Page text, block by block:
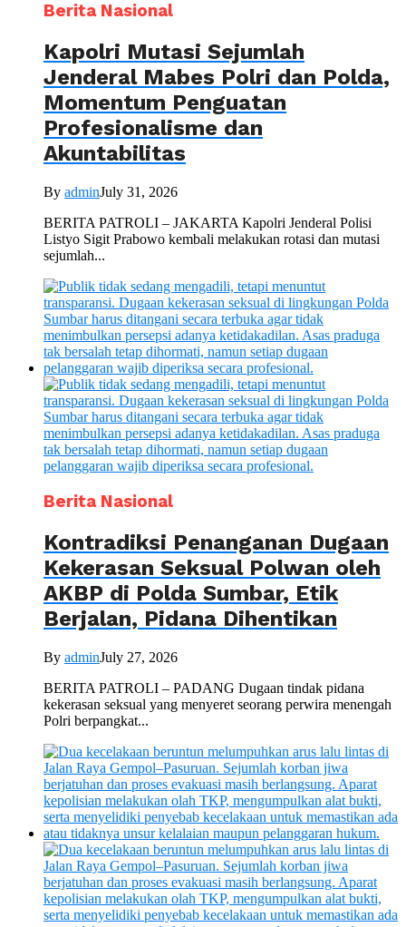
Berita Nasional
Kapolri Mutasi Sejumlah
Jenderal Mabes Polri dan Polda,
Momentum Penguatan
Profesionalisme dan
Akuntabilitas
By adminJuly 31, 2026
BERITA PATROLI – JAKARTA Kapolri Jenderal Polisi
Listyo Sigit Prabowo kembali melakukan rotasi dan mutasi
sejumlah...
Berita Nasional
Kontradiksi Penanganan Dugaan
Kekerasan Seksual Polwan oleh
AKBP di Polda Sumbar, Etik
Berjalan, Pidana Dihentikan
By adminJuly 27, 2026
BERITA PATROLI – PADANG Dugaan tindak pidana
kekerasan seksual yang menyeret seorang perwira menengah
Polri berpangkat...